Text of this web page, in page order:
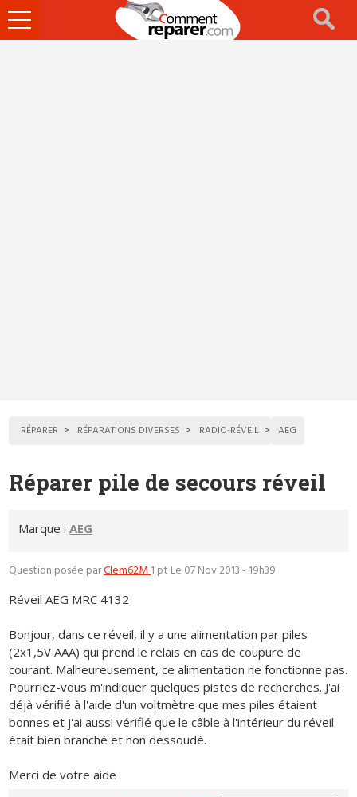
Ouvrir
le
RÉPARER RÉPARATIONS DIVERSES RADIO-RÉVEIL AEG
Réparer pile de secours réveil
Marque :AEG
Question posée parClem62M1 pt Le 07 Nov 2013 - 19h39
Réveil AEG MRC 4132
Bonjour, dans ce réveil, il y a une alimentation par piles
(2x1,5V AAA) qui prend le relais en cas de coupure de
courant. Malheureusement, ce alimentation ne fonctionne pas.
Pourriez-vous m'indiquer quelques pistes de recherches. J'ai
déjà vérifié à l'aide d'un voltmètre que mes piles étaient
bonnes et j'ai aussi vérifié que le câble à l'intérieur du réveil
était bien branché et non dessoudé.
Merci de votre aide